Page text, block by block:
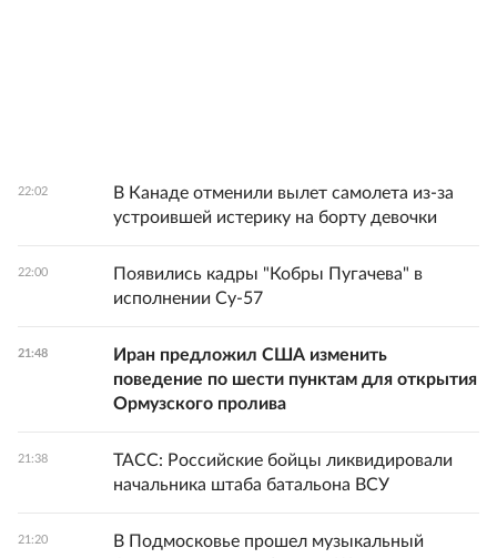
22:02
В Канаде отменили вылет самолета из-за
устроившей истерику на борту девочки
22:00
Появились кадры "Кобры Пугачева" в
исполнении Су-57
21:48
Иран предложил США изменить
поведение по шести пунктам для открытия
Ормузского пролива
21:38
ТАСС: Российские бойцы ликвидировали
начальника штаба батальона ВСУ
21:20
В Подмосковье прошел музыкальный